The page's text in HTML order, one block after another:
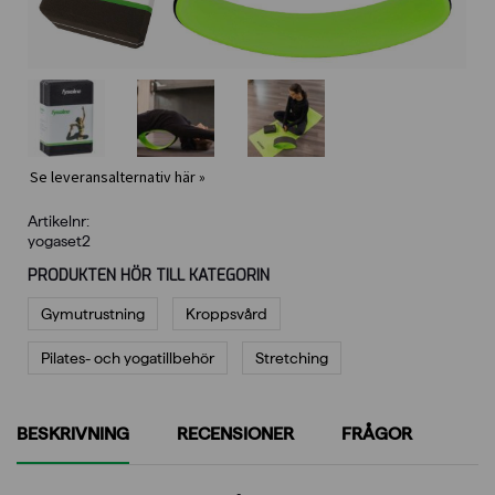
Se leveransalternativ här »
Artikelnr:
yogaset2
PRODUKTEN HÖR TILL KATEGORIN
Gymutrustning Kroppsvård
Pilates- och yogatillbehör Stretching
BESKRIVNING RECENSIONER FRÅGOR